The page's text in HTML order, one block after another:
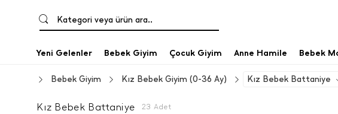
Kategori veya ürün ara..
Yeni Gelenler Bebek Giyim Çocuk Giyim Anne Hamile Bebek
Kız Bebek Battaniye
Kız Bebek Giyim (0-36 Ay)
Bebek Giyim
Kız Bebek Battaniye 23 Adet
BEDEN